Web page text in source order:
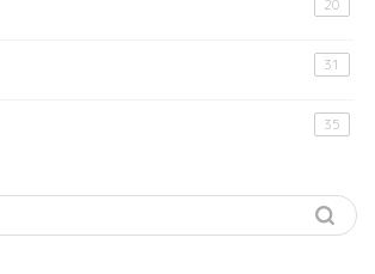
20
31
35